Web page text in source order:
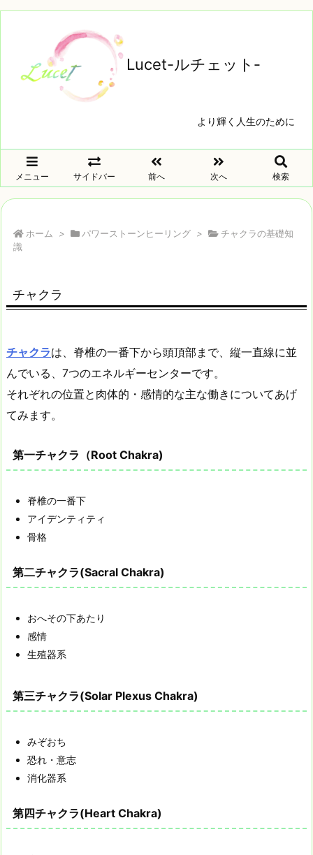
Lucet-ルチェット‐
より輝く人生のために
メニュー サイドバー 前へ 次へ 検索
ホーム > パワーストーンヒーリング >
チャクラの基礎知
識
チャクラ
チャクラは、脊椎の一番下から頭頂部まで、縦一直線に並
んでいる、7つのエネルギーセンターです。
それぞれの位置と肉体的・感情的な主な働きについてあげ
てみます。
第一チャクラ（Root Chakra)
脊椎の一番下
アイデンティティ
骨格
第二チャクラ(Sacral Chakra)
おへその下あたり
感情
生殖器系
第三チャクラ(Solar Plexus Chakra)
みぞおち
恐れ・意志
消化器系
第四チャクラ(Heart Chakra)